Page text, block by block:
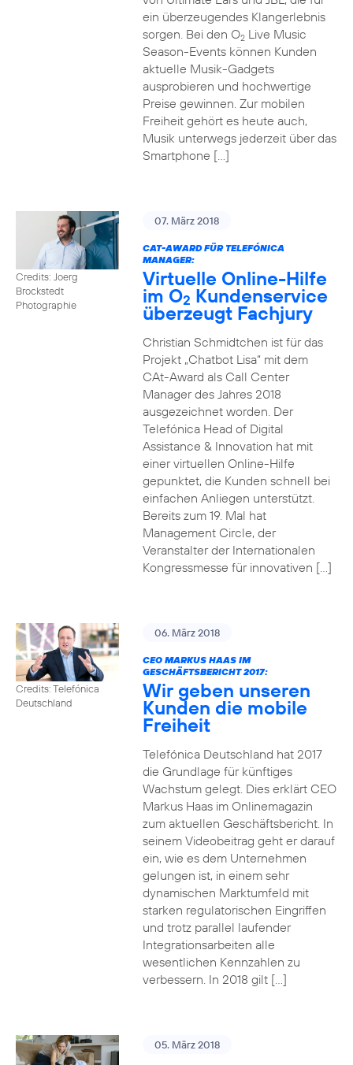
ein überzeugendes Klangerlebnis
sorgen. Bei den O2Live Music
Season-Events können Kunden
aktuelle Musik-Gadgets
ausprobieren und hochwertige
Preise gewinnen. Zur mobilen
Freiheit gehört es heute auch,
Musik unterwegs jederzeit über das
Smartphone […]
Credits: Joerg
Brockstedt
Photographie
07. März 2018
CAT-AWARD FÜR TELEFÓNICA
MANAGER:
Virtuelle Online-Hilfe
im O2 Kundenservice
überzeugt Fachjury
Christian Schmidtchen ist für das
Projekt „Chatbot Lisa“ mit dem
CAt-Award als Call Center
Manager des Jahres 2018
ausgezeichnet worden. Der
Telefónica Head of Digital
Assistance & Innovation hat mit
einer virtuellen Online-Hilfe
gepunktet, die Kunden schnell bei
einfachen Anliegen unterstützt.
Bereits zum 19. Mal hat
Management Circle, der
Veranstalter der Internationalen
Kongressmesse für innovativen […]
Credits: Telefónica
Deutschland
06. März 2018
CEO MARKUS HAAS IM
GESCHÄFTSBERICHT 2017:
Wir geben unseren
Kunden die mobile
Freiheit
Telefónica Deutschland hat 2017
die Grundlage für künftiges
Wachstum gelegt. Dies erklärt CEO
Markus Haas im Onlinemagazin
zum aktuellen Geschäftsbericht. In
seinem Videobeitrag geht er darauf
ein, wie es dem Unternehmen
gelungen ist, in einem sehr
dynamischen Marktumfeld mit
starken regulatorischen Eingriffen
und trotz parallel laufender
Integrationsarbeiten alle
wesentlichen Kennzahlen zu
verbessern. In 2018 gilt […]
05. März 2018